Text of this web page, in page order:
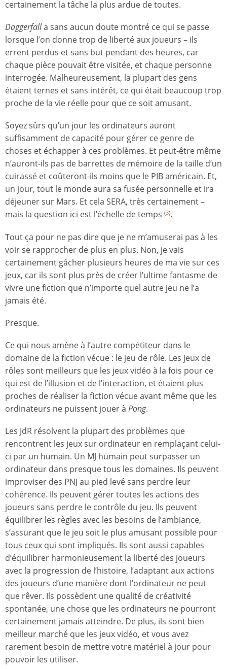
certainement la tâche la plus ardue de toutes.
Daggerfalla sans aucun doute montré ce qui se passe
lorsque l’on donne trop de liberté aux joueurs – ils
errent perdus et sans but pendant des heures, car
chaque pièce pouvait être visitée, et chaque personne
interrogée. Malheureusement, la plupart des gens
étaient ternes et sans intérêt, ce qui était beaucoup trop
proche de la vie réelle pour que ce soit amusant.
Soyez sûrs qu’un jour les ordinateurs auront
suffisamment de capacité pour gérer ce genre de
choses et échapper à ces problèmes. Et peut-être même
n’auront-ils pas de barrettes de mémoire de la taille d’un
cuirassé et coûteront-ils moins que le PIB américain. Et,
un jour, tout le monde aura sa fusée personnelle et ira
déjeuner sur Mars. Et cela SERA, très certainement –
mais la question ici est l’échelle de temps (3).
Tout ça pour ne pas dire que je ne m’amuserai pas à les
voir se rapprocher de plus en plus. Non, je vais
certainement gâcher plusieurs heures de ma vie sur ces
jeux, car ils sont plus près de créer l’ultime fantasme de
vivre une fiction que n’importe quel autre jeu ne l’a
jamais été.
Presque.
Ce qui nous amène à l’autre compétiteur dans le
domaine de la fiction vécue : le jeu de rôle. Les jeux de
rôles sont meilleurs que les jeux vidéo à la fois pour ce
qui est de l’illusion et de l’interaction, et étaient plus
proches de réaliser la fiction vécue avant même que les
ordinateurs ne puissent jouer à Pong.
Les JdR résolvent la plupart des problèmes que
rencontrent les jeux sur ordinateur en remplaçant celui-
ci par un humain. Un MJ humain peut surpasser un
ordinateur dans presque tous les domaines. Ils peuvent
improviser des PNJ au pied levé sans perdre leur
cohérence. Ils peuvent gérer toutes les actions des
joueurs sans perdre le contrôle du jeu. Ils peuvent
équilibrer les règles avec les besoins de l’ambiance,
s’assurant que le jeu soit le plus amusant possible pour
tous ceux qui sont impliqués. Ils sont aussi capables
d’équilibrer harmonieusement la liberté des joueurs
avec la progression de l’histoire, l’adaptant aux actions
des joueurs d’une manière dont l’ordinateur ne peut
que rêver. Ils possèdent une qualité de créativité
spontanée, une chose que les ordinateurs ne pourront
certainement jamais atteindre. De plus, ils sont bien
meilleur marché que les jeux vidéo, et vous avez
rarement besoin de mettre votre matériel à jour pour
pouvoir les utiliser.